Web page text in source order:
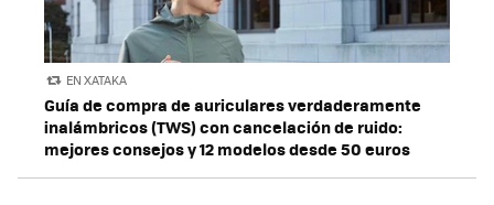
EN XATAKA
Guía de compra de auriculares verdaderamente
inalámbricos (TWS) con cancelación de ruido:
mejores consejos y 12 modelos desde 50 euros